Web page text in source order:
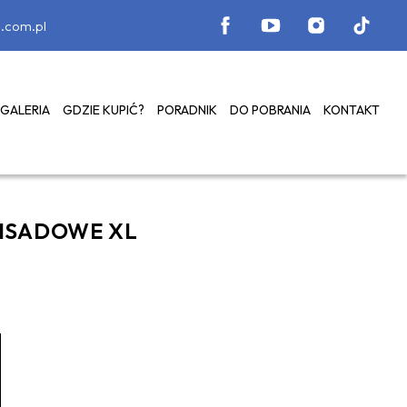
GALERIA GDZIE KUPIĆ? PORADNIK DO POBRANIA KONTAKT
XL